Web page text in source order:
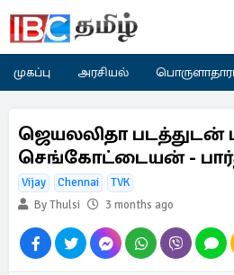
முகப்பு அரசியல்
ஜெயலலிதா படத்துடன்
செங்கோட்டையன் -
Vijay Chennai
TVK
By Thulsi
3 months ago